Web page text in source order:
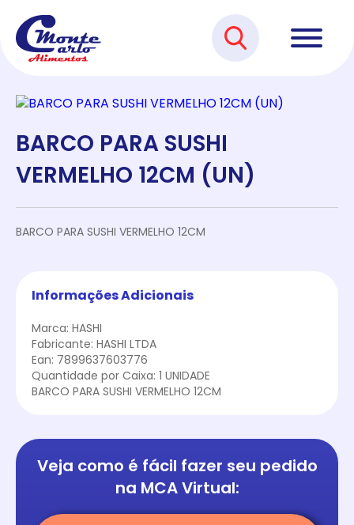
BARCO PARA SUSHI
VERMELHO 12CM (UN)
BARCO PARA SUSHI VERMELHO 12CM
Informações Adicionais
Marca: HASHI
Fabricante: HASHI LTDA
Ean: 7899637603776
Quantidade por Caixa: 1 UNIDADE
BARCO PARA SUSHI VERMELHO 12CM
Veja como é fácil fazer seu pedido
na MCA Virtual: